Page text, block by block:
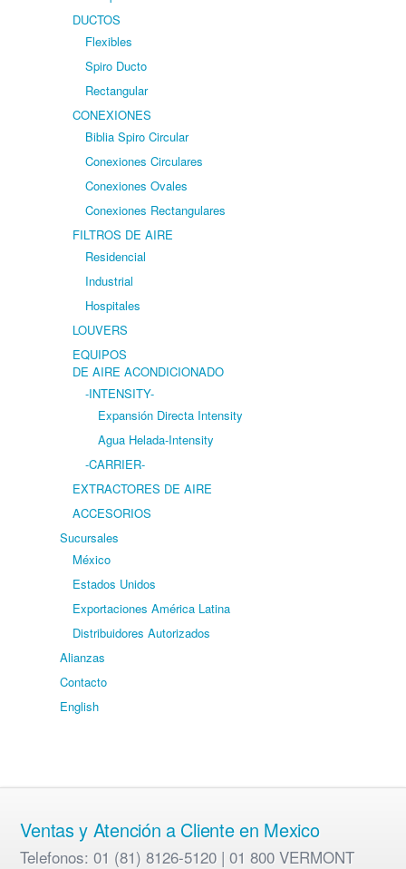
DUCTOS
Flexibles
Spiro Ducto
Rectangular
CONEXIONES
Biblia Spiro Circular
Conexiones Circulares
Conexiones Ovales
Conexiones Rectangulares
FILTROS DE AIRE
Residencial
Industrial
Hospitales
LOUVERS
EQUIPOS
DE AIRE ACONDICIONADO
-INTENSITY-
Expansión Directa Intensity
Agua Helada-Intensity
-CARRIER-
EXTRACTORES DE AIRE
ACCESORIOS
Sucursales
México
Estados Unidos
Exportaciones América Latina
Distribuidores Autorizados
Alianzas
Contacto
English
Ventas y Atención a Cliente en Mexico
Telefonos: 01 (81) 8126-5120 | 01 800 VERMONT